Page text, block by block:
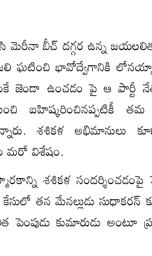
బీచ్ దగ్గర ఉన్న
ఘటించి భావోద్వేగానికి
జెండా ఉంచడం పై ఆ పార్టీ
బహిష్కరించినప్పటికీ
శశికళ అభిమానులు
మరో విశేషం.
శశికళ సందర్శించడంపై
తన మేనల్లుడు సుధాకరన్
కుమారుడు అంటూ